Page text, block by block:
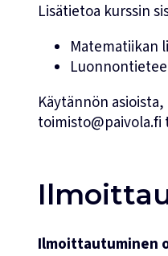
Lisätietoa kurssin
Matematiikan
Käytännön
toimisto@paivola.fi
Ilmoittautuminen